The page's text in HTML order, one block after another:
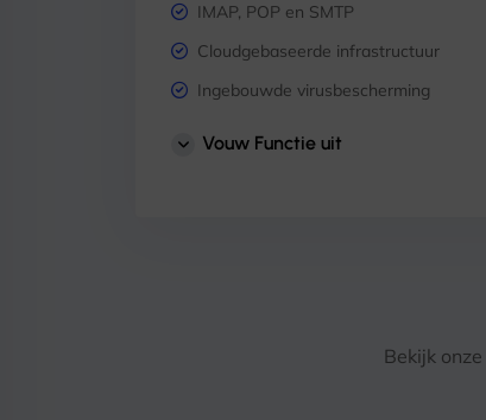
IMAP, POP en SMTP
Cloudgebaseerde infrastructuur
Ingebouwde virusbescherming
Vouw Functie uit
Bekijk